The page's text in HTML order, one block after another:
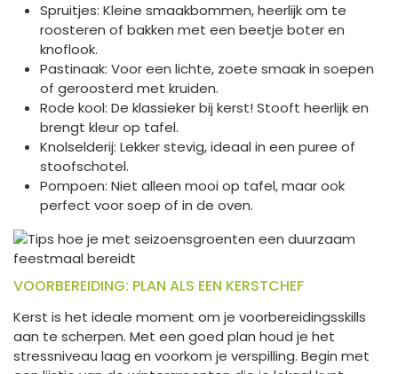
Spruitjes: Kleine smaakbommen, heerlijk om te
roosteren of bakken met een beetje boter en
knoflook.
Pastinaak: Voor een lichte, zoete smaak in soepen
of geroosterd met kruiden.
Rode kool: De klassieker bij kerst! Stooft heerlijk en
brengt kleur op tafel.
Knolselderij: Lekker stevig, ideaal in een puree of
stoofschotel.
Pompoen: Niet alleen mooi op tafel, maar ook
perfect voor soep of in de oven.
VOORBEREIDING: PLAN ALS EEN KERSTCHEF
Kerst is het ideale moment om je voorbereidingsskills
aan te scherpen. Met een goed plan houd je het
stressniveau laag en voorkom je verspilling. Begin met